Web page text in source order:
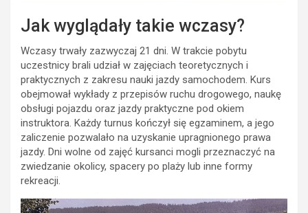
Jak wyglądały takie wczasy?
Wczasy trwały zazwyczaj 21 dni. W trakcie pobytu
uczestnicy brali udział w zajęciach teoretycznych i
praktycznych z zakresu nauki jazdy samochodem. Kurs
obejmował wykłady z przepisów ruchu drogowego, naukę
obsługi pojazdu oraz jazdy praktyczne pod okiem
instruktora. Każdy turnus kończył się egzaminem, a jego
zaliczenie pozwalało na uzyskanie upragnionego prawa
jazdy. Dni wolne od zajęć kursanci mogli przeznaczyć na
zwiedzanie okolicy, spacery po plaży lub inne formy
rekreacji.